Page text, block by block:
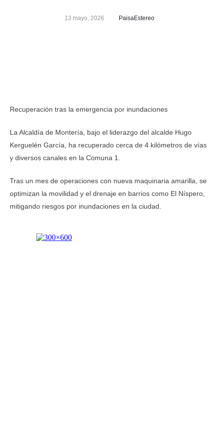
13 mayo, 2026 PaisaEstereo
Recuperación tras la emergencia por inundaciones
La Alcaldía de Montería, bajo el liderazgo del alcalde Hugo
Kerguelén García, ha recuperado cerca de 4 kilómetros de vías
y diversos canales en la Comuna 1.
Tras un mes de operaciones con nueva maquinaria amarilla, se
optimizan la movilidad y el drenaje en barrios como El Níspero,
mitigando riesgos por inundaciones en la ciudad.